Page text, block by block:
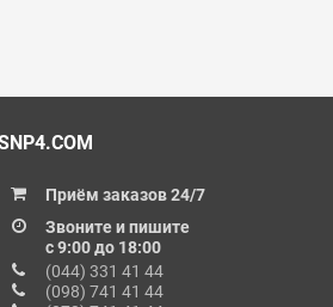
Приём заказов 24/7
Звоните и пишите
с 9:00 до 18:00
(044) 331 41 44
(098) 741 41 44